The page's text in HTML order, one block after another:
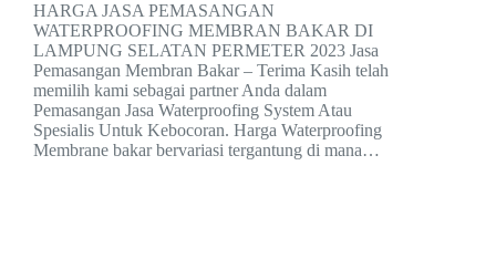
HARGA JASA PEMASANGAN
WATERPROOFING MEMBRAN BAKAR DI
LAMPUNG SELATAN PERMETER 2023 Jasa
Pemasangan Membran Bakar – Terima Kasih telah
memilih kami sebagai partner Anda dalam
Pemasangan Jasa Waterproofing System Atau
Spesialis Untuk Kebocoran. Harga Waterproofing
Membrane bakar bervariasi tergantung di mana…